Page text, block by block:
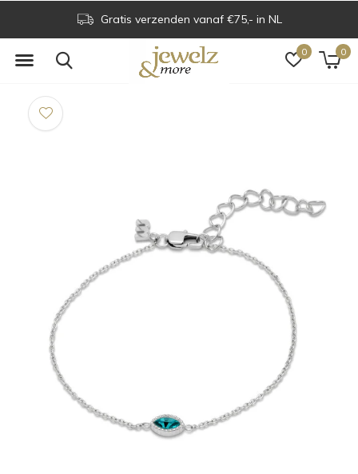
0 0
Gratis verzenden vanaf €75,- in NL